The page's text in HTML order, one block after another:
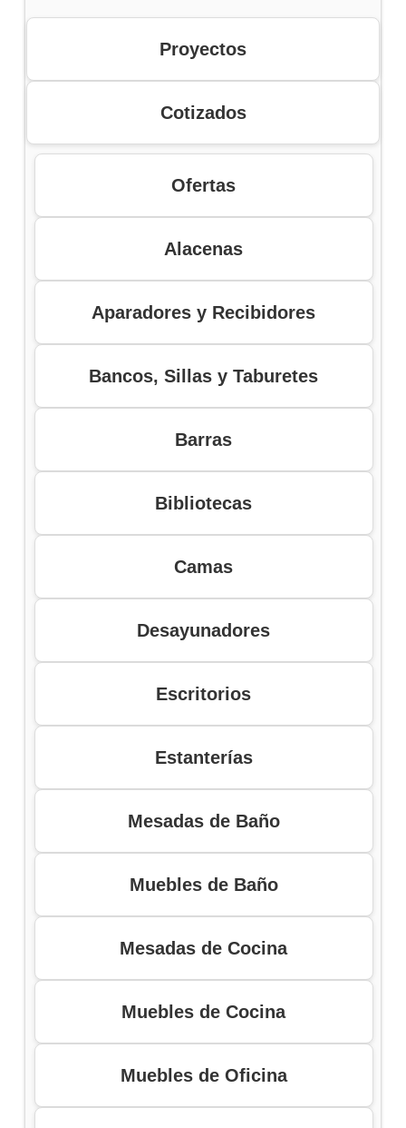
Proyectos
Cotizados
Ofertas
Alacenas
Aparadores y Recibidores
Bancos, Sillas y Taburetes
Barras
Bibliotecas
Camas
Desayunadores
Escritorios
Estanterías
Mesadas de Baño
Muebles de Baño
Mesadas de Cocina
Muebles de Cocina
Muebles de Oficina
n
l
r
:
7
0
0
l
s
$
6
5
0
0
.